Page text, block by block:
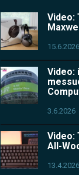
Video:
15.6.2026
Video:
3.6.2026
Video:
All-
13.4.2026